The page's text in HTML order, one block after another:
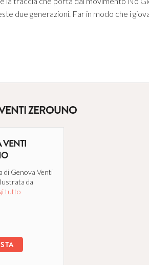
due generazioni. Far in modo che i
ZEROUNO
di Genova Venti
da
tutto